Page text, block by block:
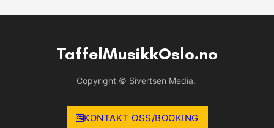
TaffelMusikkOslo.no
Copyright © Sivertsen Media.
KONTAKT OSS/BOOKING